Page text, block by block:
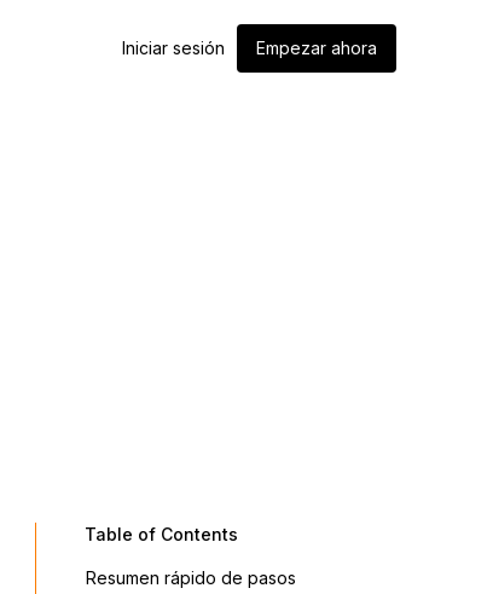
Iniciar sesión Empezar ahora
Table of Contents
Resumen rápido de pasos